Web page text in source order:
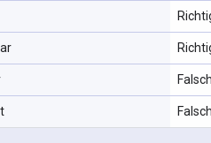
Falsch
Falsch